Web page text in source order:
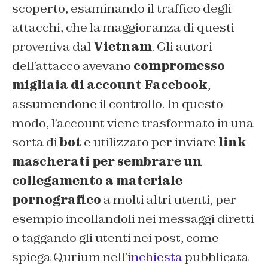
scoperto, esaminando il traffico degli
attacchi, che la maggioranza di questi
proveniva dalVietnam. Gli autori
dell’attacco avevano compromesso
migliaia di account Facebook,
assumendone il controllo. In questo
modo, l’account viene trasformato in una
sorta dibot e utilizzato per inviare link
mascherati per sembrare un
collegamento a materiale
pornografico a molti altri utenti, per
esempio incollandoli nei messaggi diretti
o taggando gli utenti nei post, come
spiega Qurium nell’inchiestapubblicata